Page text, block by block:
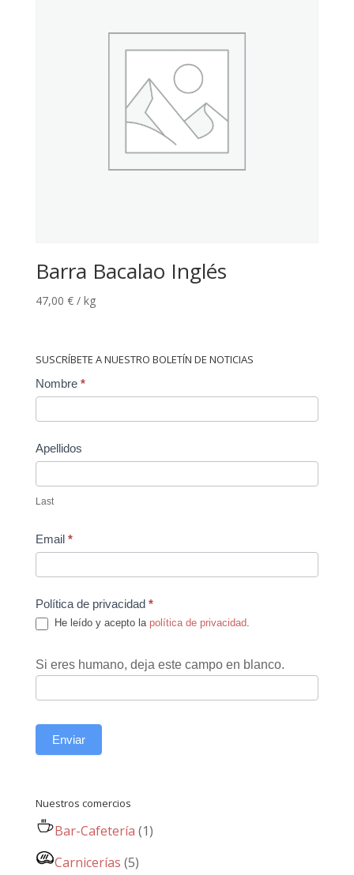
Barra Bacalao Inglés
47,00 € / kg
SUSCRÍBETE A NUESTRO BOLETÍN DE NOTICIAS
Contact
Nombre *
Apellidos
Last
Email *
Política de privacidad *
He leído y acepto la política de privacidad
Si eres humano, deja este campo en blanco.
Enviar
Nuestros comercios
Bar-Cafetería (1)
Carnicerías (5)